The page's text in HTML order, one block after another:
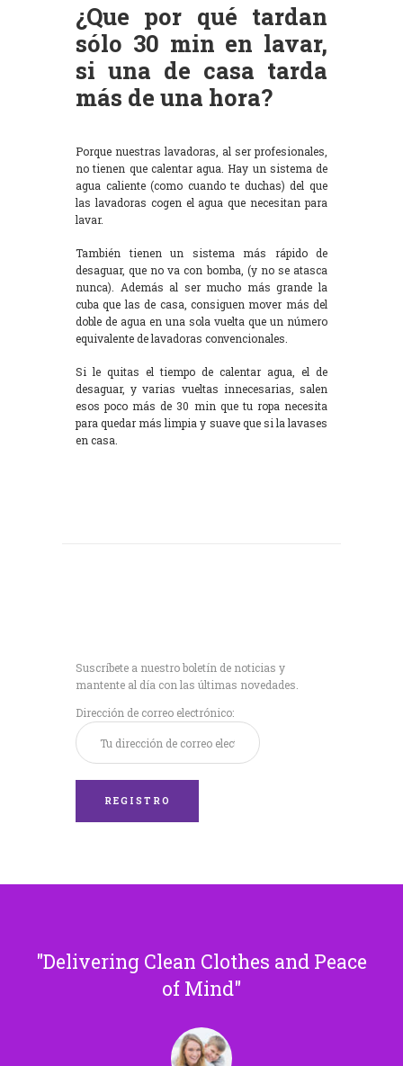
¿Que por qué tardan
sólo 30 min en lavar,
si una de casa tarda
más de una hora?
Porque nuestras lavadoras, al ser profesionales,
no tienen que calentar agua. Hay un sistema de
agua caliente (como cuando te duchas) del que
las lavadoras cogen el agua que necesitan para
lavar.
También tienen un sistema más rápido de
desaguar, que no va con bomba, (y no se atasca
nunca). Además al ser mucho más grande la
cuba que las de casa, consiguen mover más del
doble de agua en una sola vuelta que un número
equivalente de lavadoras convencionales.
Si le quitas el tiempo de calentar agua, el de
desaguar, y varias vueltas innecesarias, salen
esos poco más de 30 min que tu ropa necesita
para quedar más limpia y suave que si la lavases
en casa.
Suscríbete a nuestro boletín de noticias y
mantente al día con las últimas novedades.
Dirección de correo electrónico:
Delivering Clean Clothes and Peace
of Mind